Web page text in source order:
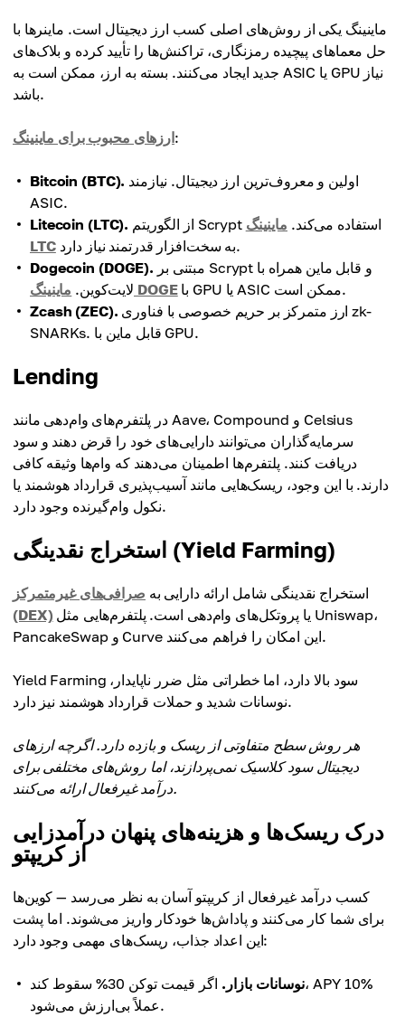
ماینینگ یکی از روش‌های اصلی کسب ارز دیجیتال است. ماینرها با
حل معماهای پیچیده رمزنگاری، تراکنش‌ها را تأیید کرده و بلاک‌های
جدید ایجاد می‌کنند. بسته به ارز، ممکن است به ASIC یا GPU نیاز
باشد.
ارزهای محبوب برای ماینینگ:
Bitcoin (BTC).
ASIC.
Litecoin (LTC).
از الگوریتم Scrypt استفاده می‌کند. ماینینگ
LTC
به سخت‌افزار قدرتمند نیاز دارد.
Dogecoin (DOGE).
لایت‌کوین. ماینینگ DOGE
با GPU یا ASIC ممکن است.
Zcash (ZEC).
SNARKs. قابل ماین با GPU.
Lending
در پلتفرم‌های وام‌دهی مانند Aave، Compound و Celsius
سرمایه‌گذاران می‌توانند دارایی‌های خود را قرض دهند و سود
دریافت کنند. پلتفرم‌ها اطمینان می‌دهند که وام‌ها وثیقه کافی
دارند. با این وجود، ریسک‌هایی مانند آسیب‌پذیری قرارداد هوشمند یا
نکول وام‌گیرنده وجود دارد.
استخراج نقدینگی (Yield Farming)
استخراج نقدینگی شامل ارائه دارایی به صرافی‌های غیرمتمرکز
(DEX)
PancakeSwap و Curve این امکان را فراهم می‌کنند.
Yield Farming سود بالا دارد، اما خطراتی مثل ضرر ناپایدار،
نوسانات شدید و حملات قرارداد هوشمند نیز دارد.
هر روش سطح متفاوتی از ریسک و بازده دارد. اگرچه ارزهای
دیجیتال سود کلاسیک نمی‌پردازند، اما روش‌های مختلفی برای
درآمد غیرفعال ارائه می‌کنند.
درک ریسک‌ها و هزینه‌های پنهان درآمدزایی
از کریپتو
کسب درآمد غیرفعال از کریپتو آسان به نظر می‌رسد — کوین‌ها
برای شما کار می‌کنند و پاداش‌ها خودکار واریز می‌شوند. اما پشت
این اعداد جذاب، ریسک‌های مهمی وجود دارد:
نوسانات بازار.
اگر قیمت توکن 30% سقوط کند، APY 10%
عملاً بی‌ارزش می‌شود.